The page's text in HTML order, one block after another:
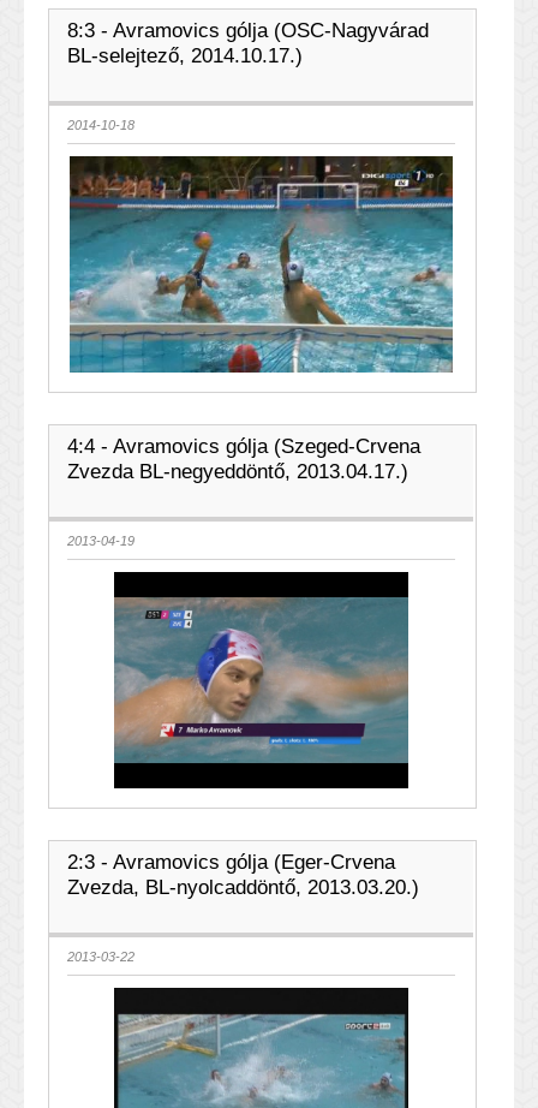
8:3 - Avramovics gólja (OSC-Nagyvárad
BL-selejtező, 2014.10.17.)
2014-10-18
4:4 - Avramovics gólja (Szeged-Crvena
Zvezda BL-negyeddöntő, 2013.04.17.)
2013-04-19
2:3 - Avramovics gólja (Eger-Crvena
Zvezda, BL-nyolcaddöntő, 2013.03.20.)
2013-03-22